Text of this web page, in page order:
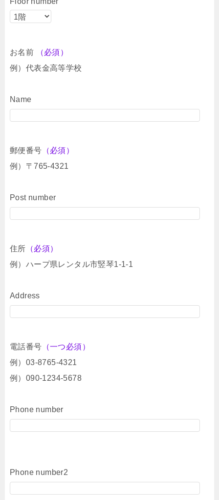
お名前
（必須）
例）代表金高等学校
Name
郵便番号 （必須）
例）〒765-4321
Post number
住所 （必須）
例）ハープ県レンタル市竪琴1-1-1
Address
電話番号 （一つ必須）
例）03-8765-4321
例）090-1234-5678
Phone number
Phone number2